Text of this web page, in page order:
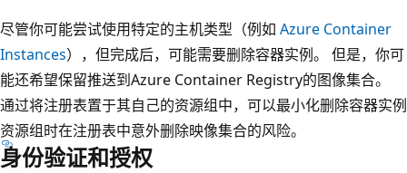
尽管你可能尝试使用特定的主机类型（例如 Azure Container
Instances），但完成后，可能需要删除容器实例。 但是，你可
能还希望保留推送到Azure Container Registry的图像集合。
通过将注册表置于其自己的资源组中，可以最小化删除容器实例
资源组时在注册表中意外删除映像集合的风险。
身份验证和授权